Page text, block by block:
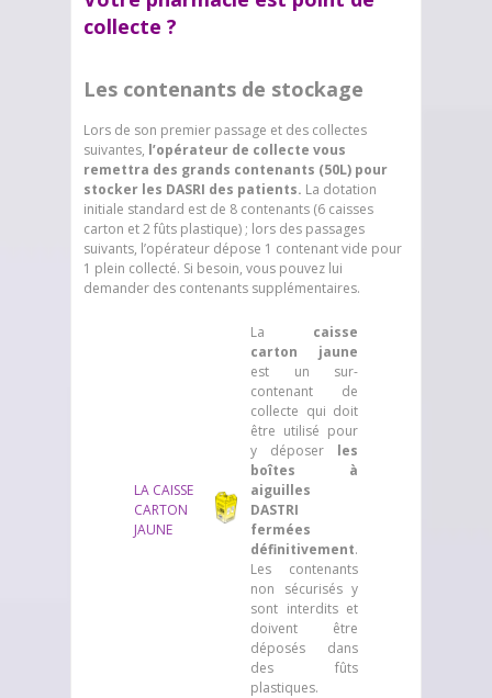
collecte ?
Les contenants de stockage
Lors de son premier passage et des collectes
suivantes, l’opérateur de collecte vous
remettra des grands contenants (50L) pour
stocker les DASRI des patients. La dotation
initiale standard est de 8 contenants (6 caisses
carton et 2 fûts plastique) ; lors des passages
suivants, l’opérateur dépose 1 contenant vide pour
1 plein collecté. Si besoin, vous pouvez lui
demander des contenants supplémentaires.
LA CAISSE
CARTON
JAUNE
La caisse
carton
jaune
est un sur-
contenant de
collecte qui doit
être utilisé pour
y déposer les
boîtes à
aiguilles
DASTRI
fermées
définitivement.
Les contenants
non sécurisés y
sont interdits et
doivent être
déposés dans
des fûts
plastiques.